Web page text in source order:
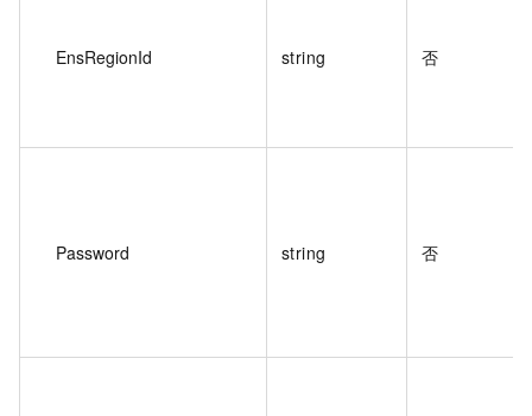
EnsRegionId string 否
Password string 否